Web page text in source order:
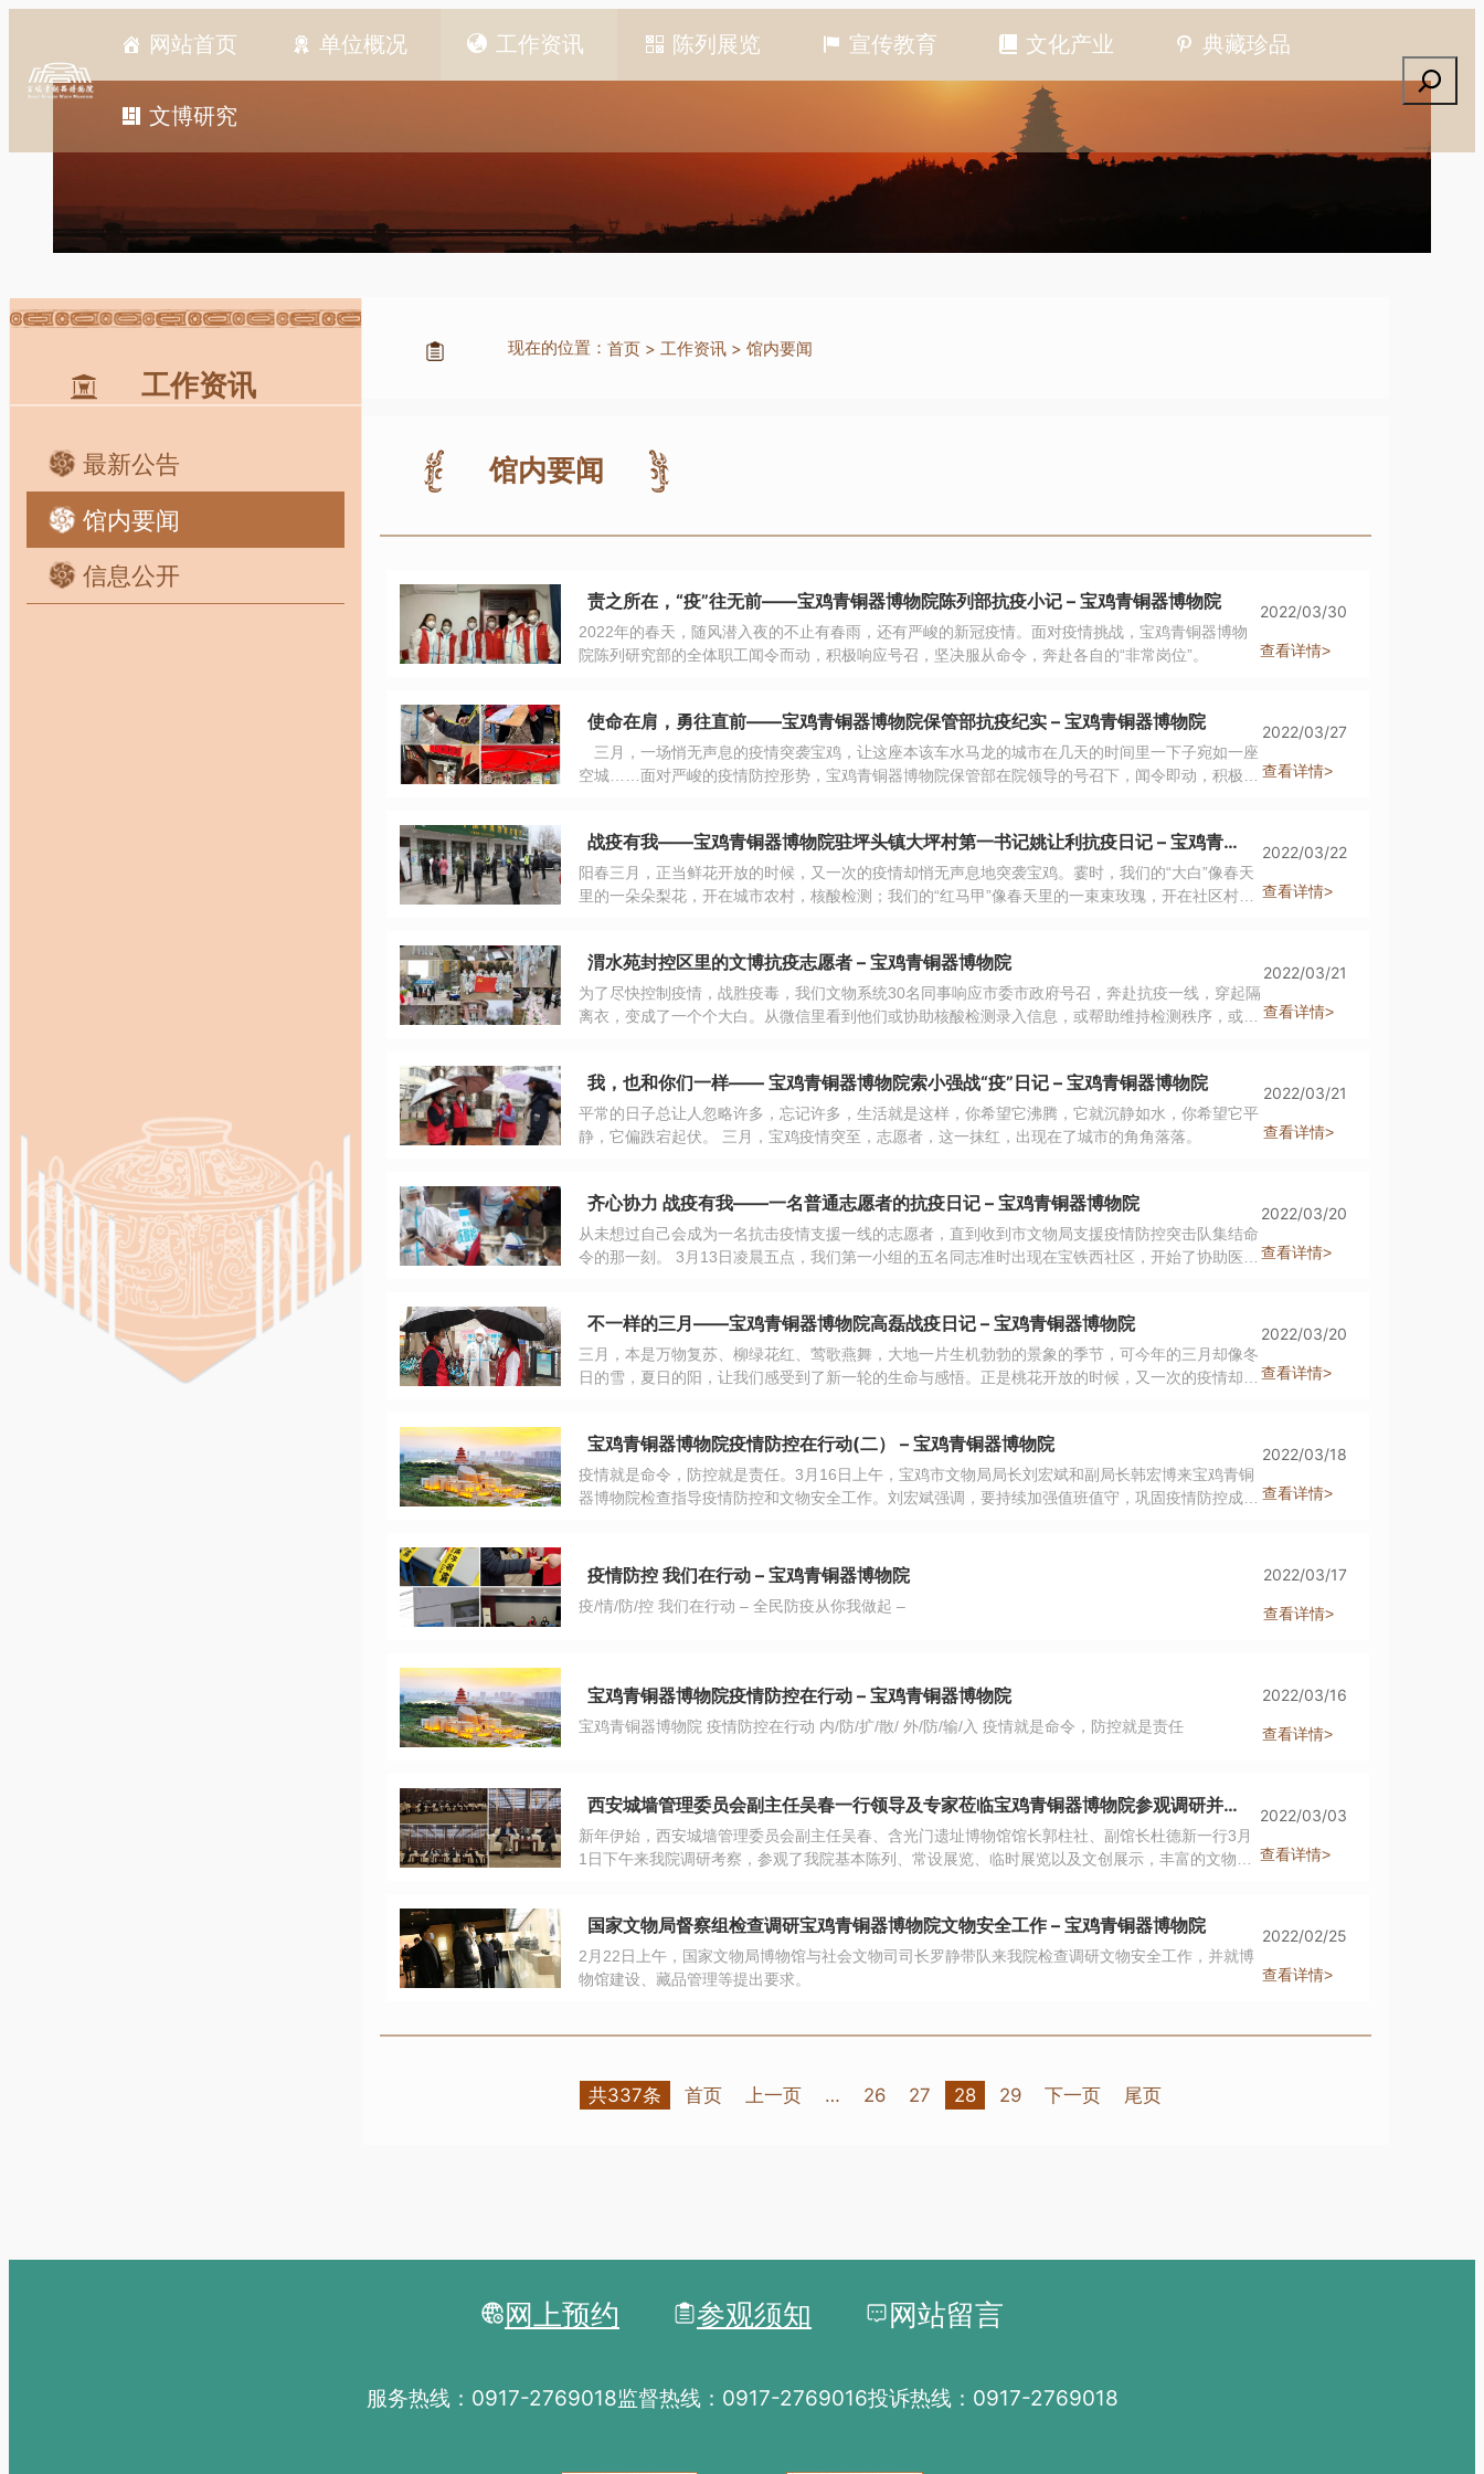
网站首页 单位概况 工作资讯 陈列展览 宣传教育 文化产业 典藏珍品
文博研究
搜索
工作资讯
最新公告
馆内要闻
信息公开
现在的位置： 首页 > 工作资讯 > 馆内要闻
馆内要闻
责之所在，“疫”往无前——宝鸡青铜器博物院陈列部抗疫小记 – 宝鸡青铜器博物院
2022年的春天，随风潜入夜的不止有春雨，还有严峻的新冠疫情。面对疫情挑战，宝鸡青铜器博物
院陈列研究部的全体职工闻令而动，积极响应号召，坚决服从命令，奔赴各自的“非常岗位”。
2022/03/30
查看详情>
使命在肩，勇往直前——宝鸡青铜器博物院保管部抗疫纪实 – 宝鸡青铜器博物院
三月，一场悄无声息的疫情突袭宝鸡，让这座本该车水马龙的城市在几天的时间里一下子宛如一座
空城……面对严峻的疫情防控形势，宝鸡青铜器博物院保管部在院领导的号召下，闻令即动，积极投
2022/03/27
查看详情>
战疫有我——宝鸡青铜器博物院驻坪头镇大坪村第一书记姚让利抗疫日记 – 宝鸡青铜器博物院
阳春三月，正当鲜花开放的时候，又一次的疫情却悄无声息地突袭宝鸡。霎时，我们的“大白”像春天
里的一朵朵梨花，开在城市农村，核酸检测；我们的“红马甲”像春天里的一束束玫瑰，开在社区村
2022/03/22
查看详情>
渭水苑封控区里的文博抗疫志愿者 – 宝鸡青铜器博物院
为了尽快控制疫情，战胜疫毒，我们文物系统30名同事响应市委市政府号召，奔赴抗疫一线，穿起隔
离衣，变成了一个个大白。从微信里看到他们或协助核酸检测录入信息，或帮助维持检测秩序，或入
2022/03/21
查看详情>
我，也和你们一样—— 宝鸡青铜器博物院索小强战“疫”日记 – 宝鸡青铜器博物院
平常的日子总让人忽略许多，忘记许多，生活就是这样，你希望它沸腾，它就沉静如水，你希望它平
静，它偏跌宕起伏。 三月，宝鸡疫情突至，志愿者，这一抹红，出现在了城市的角角落落。
2022/03/21
查看详情>
齐心协力 战疫有我——一名普通志愿者的抗疫日记 – 宝鸡青铜器博物院
从未想过自己会成为一名抗击疫情支援一线的志愿者，直到收到市文物局支援疫情防控突击队集结命
令的那一刻。 3月13日凌晨五点，我们第一小组的五名同志准时出现在宝铁西社区，开始了协助医护
2022/03/20
查看详情>
不一样的三月——宝鸡青铜器博物院高磊战疫日记 – 宝鸡青铜器博物院
三月，本是万物复苏、柳绿花红、莺歌燕舞，大地一片生机勃勃的景象的季节，可今年的三月却像冬
日的雪，夏日的阳，让我们感受到了新一轮的生命与感悟。正是桃花开放的时候，又一次的疫情却悄
2022/03/20
查看详情>
宝鸡青铜器博物院疫情防控在行动(二） – 宝鸡青铜器博物院
疫情就是命令，防控就是责任。3月16日上午，宝鸡市文物局局长刘宏斌和副局长韩宏博来宝鸡青铜
器博物院检查指导疫情防控和文物安全工作。刘宏斌强调，要持续加强值班值守，巩固疫情防控成
2022/03/18
查看详情>
疫情防控 我们在行动 – 宝鸡青铜器博物院
疫/情/防/控 我们在行动 – 全民防疫从你我做起 –
2022/03/17
查看详情>
宝鸡青铜器博物院疫情防控在行动 – 宝鸡青铜器博物院
宝鸡青铜器博物院 疫情防控在行动 内/防/扩/散/ 外/防/输/入 疫情就是命令，防控就是责任
2022/03/16
查看详情>
西安城墙管理委员会副主任吴春一行领导及专家莅临宝鸡青铜器博物院参观调研并商谈文化合作 – 宝鸡青铜器博物院
新年伊始，西安城墙管理委员会副主任吴春、含光门遗址博物馆馆长郭柱社、副馆长杜德新一行3月
1日下午来我院调研考察，参观了我院基本陈列、常设展览、临时展览以及文创展示，丰富的文物资
2022/03/03
查看详情>
国家文物局督察组检查调研宝鸡青铜器博物院文物安全工作 – 宝鸡青铜器博物院
2月22日上午，国家文物局博物馆与社会文物司司长罗静带队来我院检查调研文物安全工作，并就博
物馆建设、藏品管理等提出要求。
2022/02/25
查看详情>
共337条 首页 上一页 … 26 27 28 29 下一页 尾页
网上预约 参观须知 网站留言
服务热线：0917-2769018监督热线：0917-2769016投诉热线：0917-2769018